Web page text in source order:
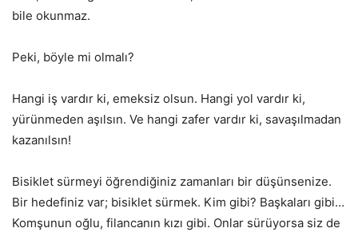
bile okunmaz.
Peki, böyle mi olmalı?
Hangi iş vardır ki, emeksiz olsun. Hangi yol vardır ki,
yürünmeden aşılsın. Ve hangi zafer vardır ki, savaşılmadan
kazanılsın!
Bisiklet sürmeyi öğrendiğiniz zamanları bir düşünsenize.
Bir hedefiniz var; bisiklet sürmek. Kim gibi? Başkaları gibi…
Komşunun oğlu, filancanın kızı gibi. Onlar sürüyorsa siz de